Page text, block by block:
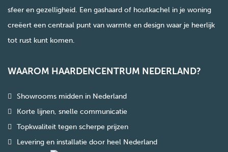
sfeer en gezelligheid. Een gashaard of houtkachel in je woning
creëert een centraal punt van warmte en design waar je heerlijk
tot rust kunt komen.
WAAROM HAARDENCENTRUM NEDERLAND?
Showrooms midden in Nederland
Korte lijnen, snelle communicatie
Topkwaliteit tegen scherpe prijzen
Levering en installatie door heel Nederland